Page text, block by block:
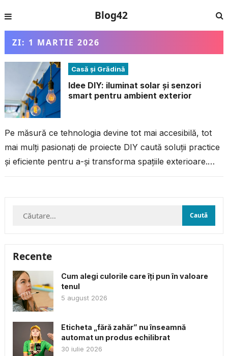
Blog42
ZI: 1 MARTIE 2026
Casă și Grădină
Idee DIY: iluminat solar și senzori
smart pentru ambient exterior
Pe măsură ce tehnologia devine tot mai accesibilă, tot
mai mulți pasionați de proiecte DIY caută soluții practice
și eficiente pentru a-și transforma spațiile exterioare.
Caută
Recente
Cum alegi culorile care îți pun în valoare
tenul
5 august 2026
Eticheta „fără zahăr” nu înseamnă
automat un produs echilibrat
30 iulie 2026